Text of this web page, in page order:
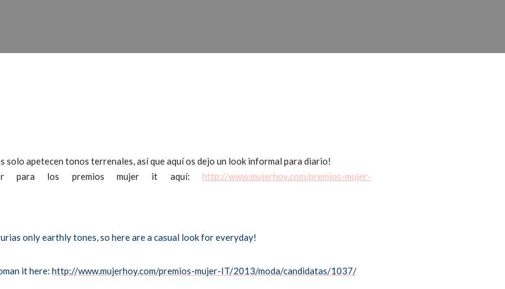
solo apetecen tonos terrenales, así que aquí os dejo un look informal para diario!
para los premios mujer it aquí: http://www.mujerhoy.com/premios-mujer-
only earthly tones, so here are a casual look for everyday!
it here: http://www.mujerhoy.com/premios-mujer-IT/2013/moda/candidatas/1037/